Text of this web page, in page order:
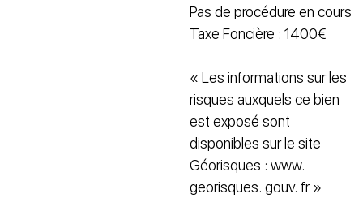
Pas de procédure en cours
Taxe Foncière : 1400€
« Les informations sur les
risques auxquels ce bien
est exposé sont
disponibles sur le site
Géorisques : www.
georisques. gouv. fr »